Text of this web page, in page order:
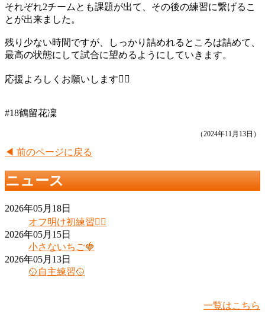
それぞれ2チームとも課題が出て、その後の練習に繋げるこ
とが出来ました。
残り少ない時間ですが、しっかり詰めれるところは詰めて、
最高の状態にして試合に望めるようにしていきます。
応援よろしくお願いします🙇‍♀️
#18鶴留花凜
（2024年11月13日）
◀ 前のページに戻る
ニュース
2026年05月18日
オフ明け初練習❤️‍🔥
2026年05月15日
小さないちご🍓
2026年05月13日
🥎自主練習🥎
一覧はこちら